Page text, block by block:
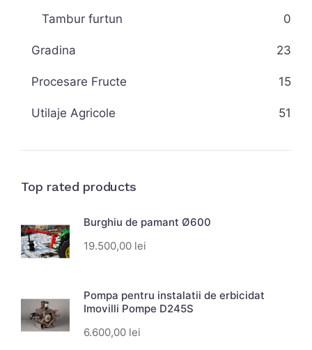
Tambur furtun 0
Gradina 23
Procesare Fructe 15
Utilaje Agricole 51
Top rated products
Burghiu de pamant Ø600
19.500,00 lei
Pompa pentru instalatii de erbicidat
Imovilli Pompe D245S
6.600,00 lei